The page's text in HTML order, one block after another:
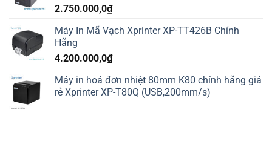
2.750.000,0₫
Máy In Mã Vạch Xprinter XP-TT426B Chính
Hãng
4.200.000,0₫
Máy in hoá đơn nhiệt 80mm K80 chính hãng giá
rẻ Xprinter XP-T80Q (USB,200mm/s)